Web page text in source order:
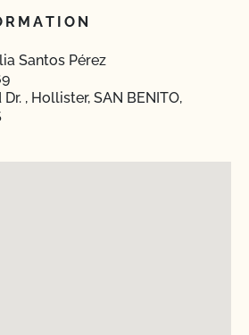
Santos Pérez
, Hollister, SAN BENITO,